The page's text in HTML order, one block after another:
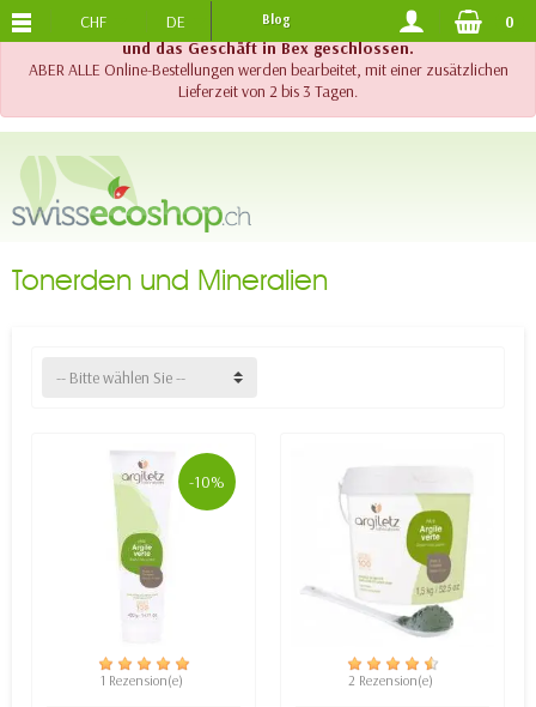
!! Wichtig !! Bis am 20. August 2026 sind der Telefonsupport
und das Geschäft in Bex geschlossen.
ABER ALLE Online-Bestellungen werden bearbeitet, mit einer zusätzlichen
Lieferzeit von 2 bis 3 Tagen.
KOSTENLOSER VERSAND AB 120.-
CHF DE Blog 0
Tonerden und Mineralien
-- Bitte wählen Sie --
-10%
VERFÜGBAR
1 Rezension(e)
VERFÜGBAR
2 Rezension(e)